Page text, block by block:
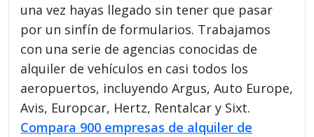
una vez hayas llegado sin tener que pasar
por un sinfín de formularios. Trabajamos
con una serie de agencias conocidas de
alquiler de vehículos en casi todos los
aeropuertos, incluyendo Argus, Auto Europe,
Avis, Europcar, Hertz, Rentalcar y Sixt.
Compara 900 empresas de alquiler de